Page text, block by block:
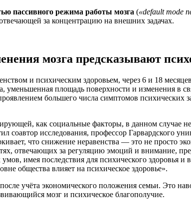
пассивного режима работы мозга («default mode
за концентрацию на внешних задачах.
мозга предсказывают
и психическим здоровьем, через 6 и 18
площадь поверхности и изменения в
большего числа симптомов психических
как социальные факторы, в данном случае
исследования, профессор Гарвардского
что снижение неравенства — это не просто
отвечающих за регуляцию эмоций и внимание,
имея последствия для психического здоровья
общества влияет на психическое здоровье».
учёта экономического положения семьи. Это
мозг и психическое благополучие.